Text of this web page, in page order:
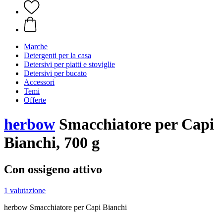
Marche
Detergenti per la casa
Detersivi per piatti e stoviglie
Detersivi per bucato
Accessori
Temi
Offerte
herbow Smacchiatore per Capi
Bianchi, 700 g
Con ossigeno attivo
1 valutazione
herbow Smacchiatore per Capi Bianchi